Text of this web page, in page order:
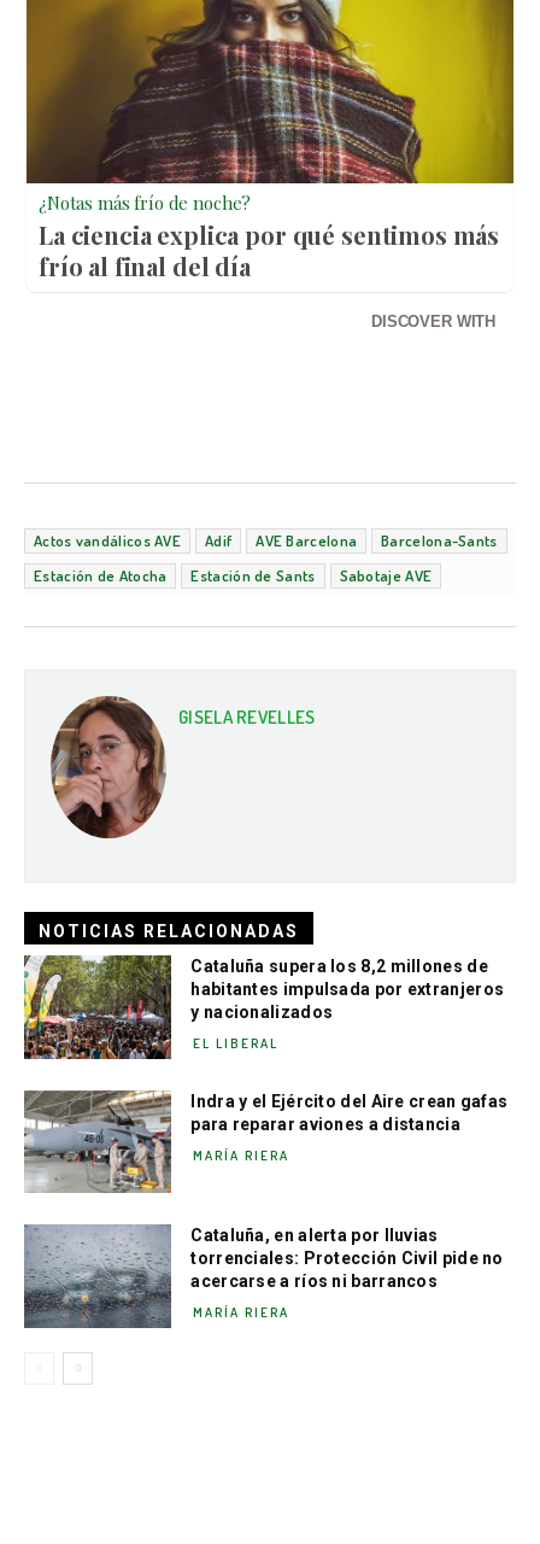
¿Notas más frío de noche?
La ciencia explica por qué sentimos más
frío al final del día
DISCOVER WITH
Actos vandálicos AVE Adif AVE Barcelona
Barcelona-Sants
Estación de Atocha
Estación de Sants Sabotaje AVE
GISELA REVELLES
NOTICIAS RELACIONADAS
Cataluña supera los 8,2 millones de
habitantes impulsada por extranjeros
y nacionalizados
EL LIBERAL
Indra y el Ejército del Aire crean gafas
para reparar aviones a distancia
MARÍA RIERA
Cataluña, en alerta por lluvias
torrenciales: Protección Civil pide no
acercarse a ríos ni barrancos
MARÍA RIERA